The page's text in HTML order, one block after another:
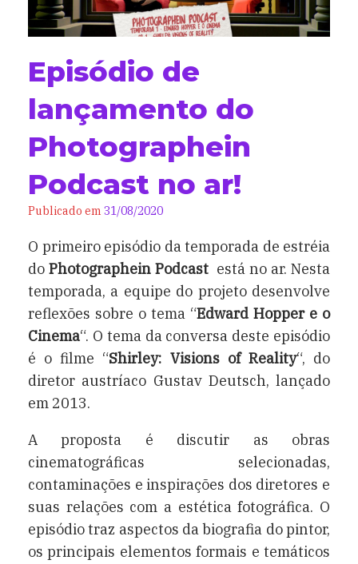
Episódio de
lançamento do
Photographein
Podcast no ar!
Publicado em 31/08/2020
O primeiro episódio da temporada de estréia
do Photographein Podcast está no ar. Nesta
temporada, a equipe do projeto desenvolve
reflexões sobre o tema “Edward Hopper e o
Cinema“. O tema da conversa deste episódio
é o filme “Shirley: Visions of Reality“, do
diretor austríaco Gustav Deutsch, lançado
em 2013.
A proposta é discutir as obras
cinematográficas selecionadas,
contaminações e inspirações dos diretores e
suas relações com a estética fotográfica. O
episódio traz aspectos da biografia do pintor,
os principais elementos formais e temáticos